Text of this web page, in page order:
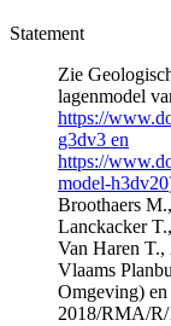
Statement
Zie
lagenmodel
https://
g3dv3 en
https://
model-h3dv20
Broothaers
Lanckacker
Van Haren T.,
Vlaams
Omgeving)
2018/RMA/R/